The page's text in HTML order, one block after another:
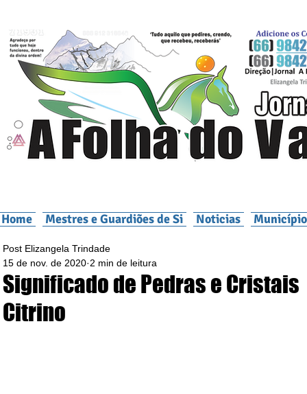
Home Mestres e Guardiões de Si Noticias
Significado de Pedras e Cristais
Citrino
Post Elizangela Trindade
15 de nov. de 2020 2 min de leitura